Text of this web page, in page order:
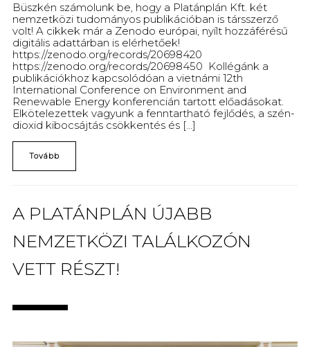
Büszkén számolunk be, hogy a Platánplán Kft. két
nemzetközi tudományos publikációban is társszerző
volt! A cikkek már a Zenodo európai, nyílt hozzáférésű
digitális adattárban is elérhetőek!
https://zenodo.org/records/20698420
https://zenodo.org/records/20698450 Kollégánk a
publikációkhoz kapcsolódóan a vietnámi 12th
International Conference on Environment and
Renewable Energy konferencián tartott előadásokat.
Elkötelezettek vagyunk a fenntartható fejlődés, a szén-
dioxid kibocsájtás csökkentés és [...]
Tovább
A PLATÁNPLÁN ÚJABB
NEMZETKÖZI TALÁLKOZÓN
VETT RÉSZT!